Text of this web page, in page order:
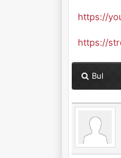
https://
https://
Bul